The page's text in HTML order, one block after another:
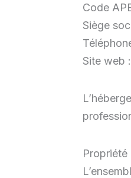
Code
Siège
Site web
Propriété